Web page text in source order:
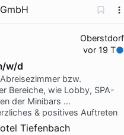
Oberstdorf
vor 19 T
w/d
bzw.
Bereiche, wie Lobby, SPA-
der Minibars …
& positives Auftreten
Tiefenbach